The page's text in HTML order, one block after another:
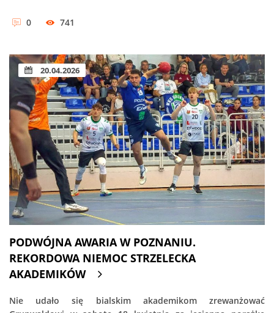
0 741
20.04.2026
PODWÓJNA AWARIA W POZNANIU.
REKORDOWA NIEMOC STRZELECKA
AKADEMIKÓW
Nie udało się bialskim akademikom zrewanżować